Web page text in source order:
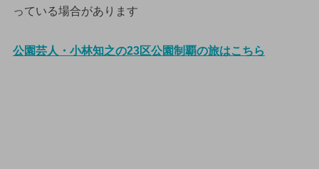
っている場合があります
公園芸人・小林知之の23区公園制覇の旅はこちら